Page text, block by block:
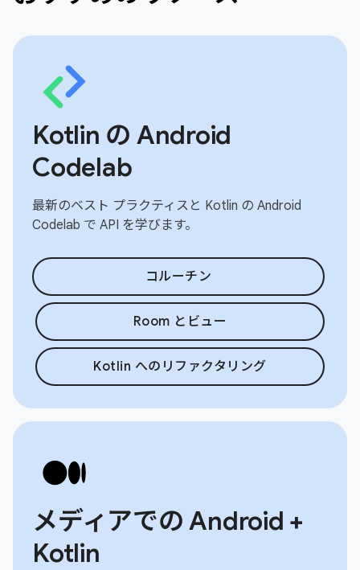
Kotlin の Android
Codelab
最新のベスト プラクティスと Kotlin の Android
Codelab で API を学びます。
コルーチン
Room とビュー
Kotlin へのリファクタリング
メディアでの Android +
Kotlin